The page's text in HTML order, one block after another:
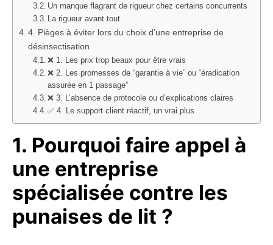
Un manque flagrant de rigueur chez certains concurrents
La rigueur avant tout
4. Pièges à éviter lors du choix d’une entreprise de
désinsectisation
❌ 1. Les prix trop beaux pour être vrais
❌ 2. Les promesses de “garantie à vie” ou “éradication
assurée en 1 passage”
❌ 3. L’absence de protocole ou d’explications claires
✅ 4. Le support client réactif, un vrai plus
1. Pourquoi faire appel à
une entreprise
spécialisée contre les
punaises de lit ?